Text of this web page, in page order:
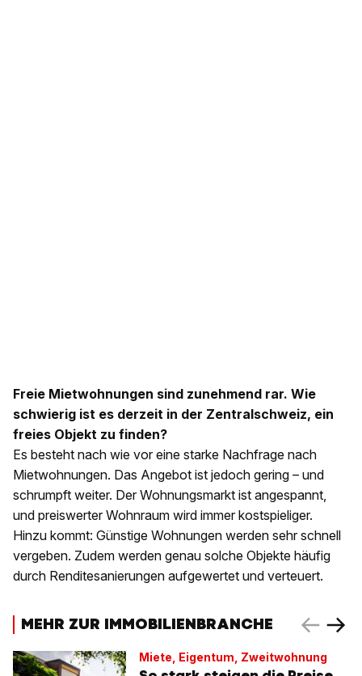
Freie Mietwohnungen sind zunehmend rar. Wie
schwierig ist es derzeit in der Zentralschweiz, ein
freies Objekt zu finden?
Es besteht nach wie vor eine starke Nachfrage nach
Mietwohnungen. Das Angebot ist jedoch gering – und
schrumpft weiter. Der Wohnungsmarkt ist angespannt,
und preiswerter Wohnraum wird immer kostspieliger.
Hinzu kommt: Günstige Wohnungen werden sehr schnell
vergeben. Zudem werden genau solche Objekte häufig
durch Renditesanierungen aufgewertet und verteuert.
MEHR ZUR IMMOBILIENBRANCHE
Miete, Eigentum, Zweitwohnung